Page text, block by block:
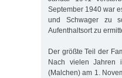
September 1940 war
und Schwager zu
Aufenthaltsort zu
Der größte Teil der
Nach vielen Jahren
(Malchen) am 1.